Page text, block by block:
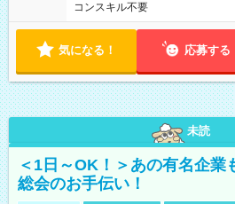
コンスキル不要
気になる！ 応募する
未読
＜1日～OK！＞あの有名企業
総会のお手伝い！